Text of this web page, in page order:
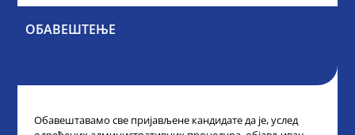
ОБАВЕШТЕЊЕ
Обавештавамо све пријављене кандидате да је, услед